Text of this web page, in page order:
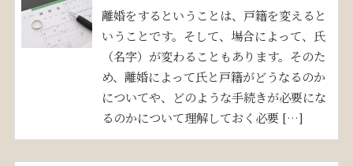
離婚をするということは、戸籍を変えると
いうことです。そして、場合によって、氏
（名字）が変わることもあります。そのた
め、離婚によって氏と戸籍がどうなるのか
についてや、どのような手続きが必要にな
るのかについて理解しておく必要 […]